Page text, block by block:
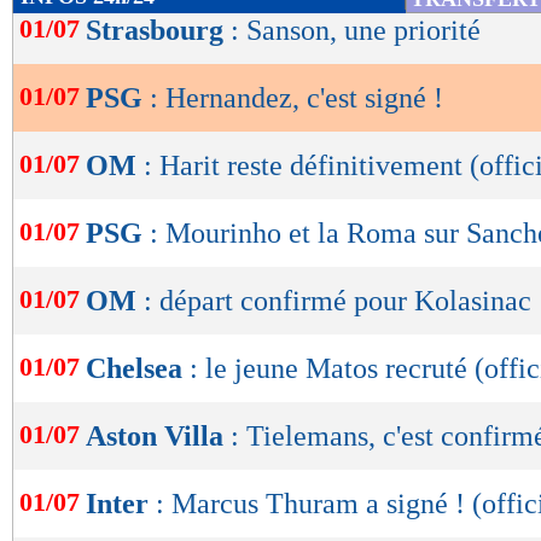
de
OK
01/07 Strasbourg : Sanson, une priorité
01/07 PSG : Hernandez, c'est signé !
01/07 OM : Harit reste définitivement
01/07 PSG : Mourinho et la Roma sur
01/07 OM : départ confirmé pour Kolasinac
01/07 Chelsea : le jeune Matos recruté
01/07 Aston Villa : Tielemans, c'est
01/07 Inter : Marcus Thuram a signé !